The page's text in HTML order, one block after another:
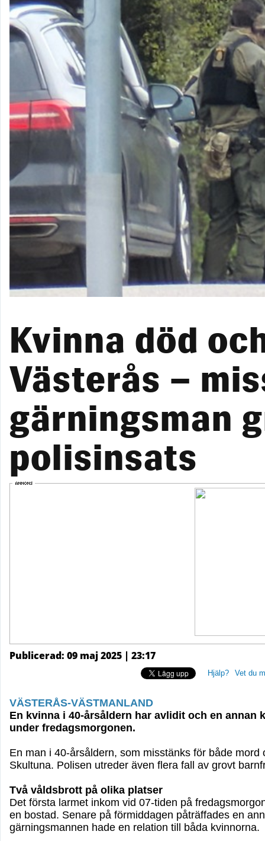
Kvinna död
Västerås –
gärningsman
polisinsats
Publicerad: 09 maj 2025 | 23:17
Hjälp? Vet du
VÄSTERÅS-VÄSTMANLAND
En kvinna i 40-årsåldern har avlidit och en
under fredagsmorgonen.
En man i 40-årsåldern, som misstänks för både
Skultuna. Polisen utreder även flera fall av grovt
Två våldsbrott på olika platser
Det första larmet inkom vid 07-tiden på
en bostad. Senare på förmiddagen påträffades en
gärningsmannen hade en relation till båda kvinnorna.